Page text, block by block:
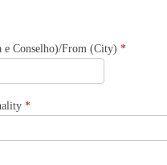
e Conselho)/From (City) *
*